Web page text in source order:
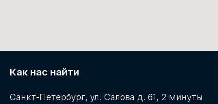
Как нас найти
Санкт-Петербург, ул. Салова д. 61, 2 минуты